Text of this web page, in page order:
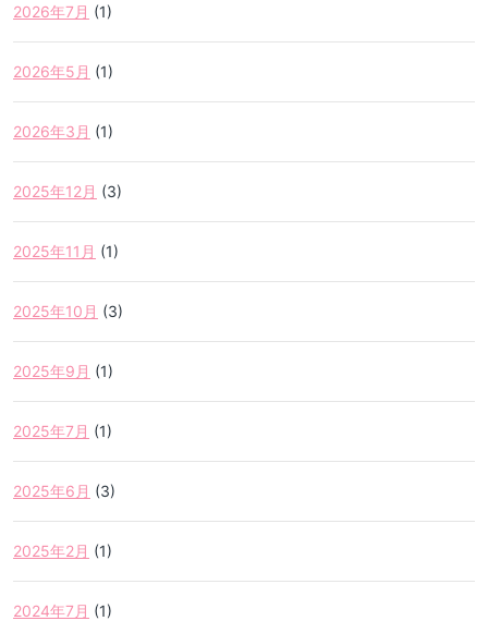
2026年7月 (1)
2026年5月 (1)
2026年3月 (1)
2025年12月 (3)
2025年11月 (1)
2025年10月 (3)
2025年9月 (1)
2025年7月 (1)
2025年6月 (3)
2025年2月 (1)
2024年7月 (1)